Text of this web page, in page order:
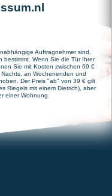
Auftragnehmer sind,
bestimmt. Wenn Sie die Tür Ihrer
Sie mit Kosten zwischen 69 €
an Wochenenden und
Der Preis "ab" von 39 € gilt
Riegels mit einem Dietrich), aber
einer Wohnung.